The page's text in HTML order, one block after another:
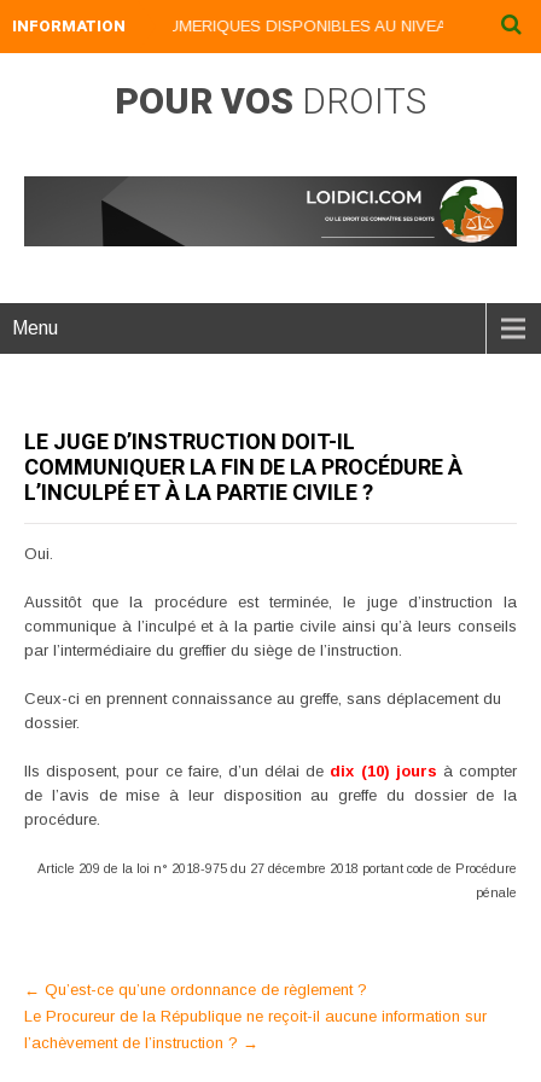
INFORMATION
NOS LIVRES NUMERIQUES DISPONIBLES AU NIVEAU DU
POUR VOS DROITS
Menu
LE JUGE D’INSTRUCTION DOIT-IL
COMMUNIQUER LA FIN DE LA PROCÉDURE À
L’INCULPÉ ET À LA PARTIE CIVILE ?
Oui.
Aussitôt que la procédure est terminée, le juge d’instruction la
communique à l’inculpé et à la partie civile ainsi qu’à leurs conseils
par l’intermédiaire du greffier du siège de l’instruction.
Ceux-ci en prennent connaissance au greffe, sans déplacement du
dossier.
Ils disposent, pour ce faire, d’un délai de dix (10) jours à compter
de l’avis de mise à leur disposition au greffe du dossier de la
procédure.
Article 209 de la loi n° 2018-975 du 27 décembre 2018 portant code de Procédure
pénale
Post
navigation
← Qu’est-ce qu’une ordonnance de règlement ?
Le Procureur de la République ne reçoit-il aucune information sur
l’achèvement de l’instruction ? →